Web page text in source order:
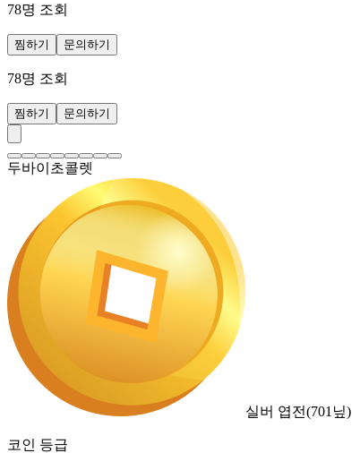
78명 조회
찜하기 문의하기
78명 조회
찜하기 문의하기
두바이초콜렛
실버 엽전(701 닢)
코인 등급